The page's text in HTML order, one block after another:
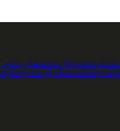
i kaszmiru. W portalu
oraz jej odpowiedniego